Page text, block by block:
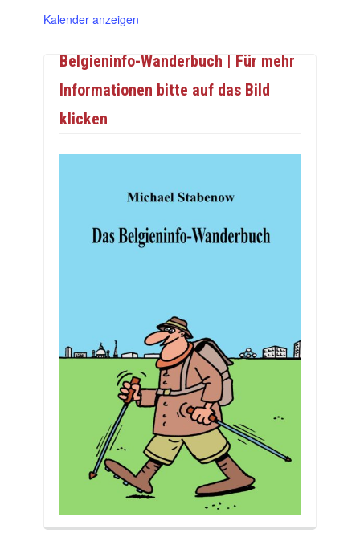
Kalender anzeigen
Belgieninfo-Wanderbuch | Für mehr
Informationen bitte auf das Bild
klicken